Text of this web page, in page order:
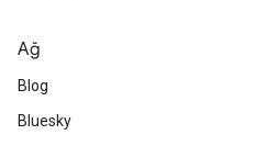
Ağ
Blog
Bluesky